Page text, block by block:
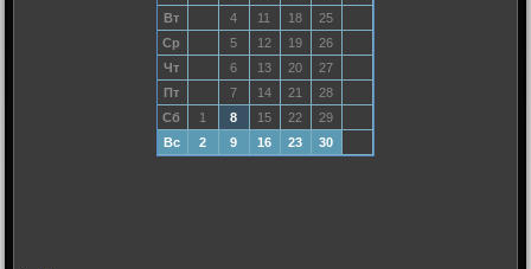
Вт
4 11 18
25
Ср
5 12 19
26
Чт
6 13 20
27
Пт
7 14 21
28
Сб
1 8 15 22
29
Вс
2 9 16 23 30